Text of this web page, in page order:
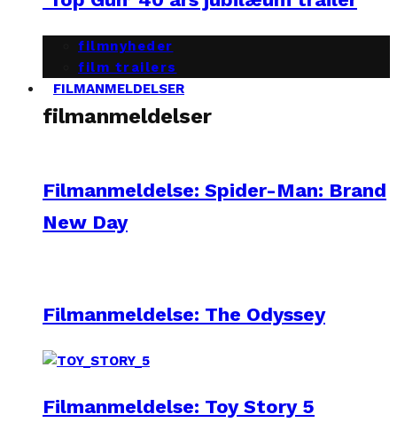
filmnyheder
film trailers
FILMANMELDELSER
filmanmeldelser
Filmanmeldelse: Spider-Man: Brand
New Day
Filmanmeldelse: The Odyssey
Filmanmeldelse: Toy Story 5